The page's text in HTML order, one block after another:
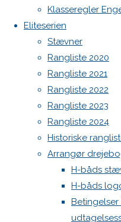
Klasseregler
Eliteserien
Stævner
Rangliste 2020
Rangliste 2021
Rangliste 2022
Rangliste 2023
Rangliste 2024
Historiske
Arrangør
H-båds
H-båds
Nyheder /
Resultater
/ Stævner
DM
2018
Resultater
foto: Ole
Thrane,
Bogense
Sejlklub.
Botnia
Back
to
Top
ligaen